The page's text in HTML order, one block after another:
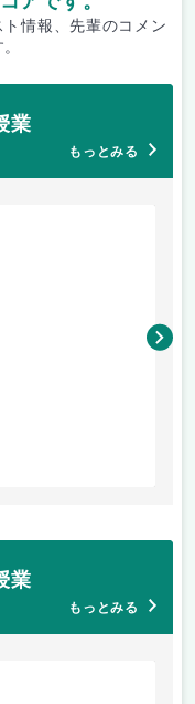
情報、先輩のコメン
業
もっとみる
木
業
もっとみる